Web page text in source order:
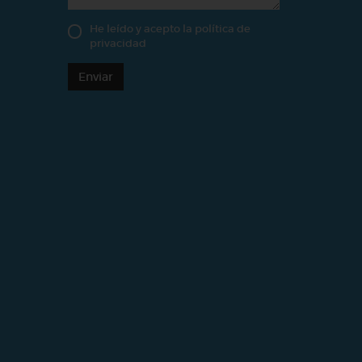
He leído y acepto la política de
privacidad
Enviar